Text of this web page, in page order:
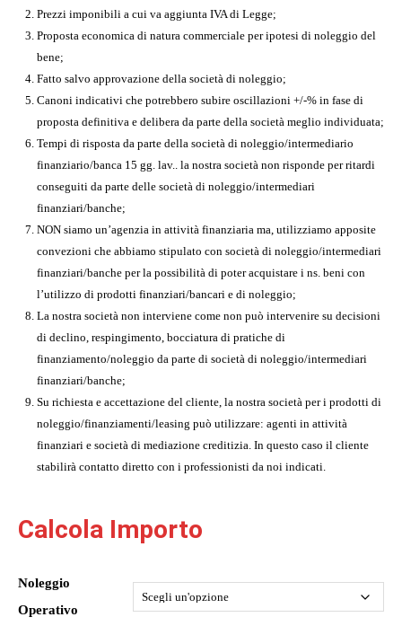
Prezzi imponibili a cui va aggiunta IVA di Legge;
Proposta economica di natura commerciale per ipotesi di noleggio del
bene;
Fatto salvo approvazione della società di noleggio;
Canoni indicativi che potrebbero subire oscillazioni +/-% in fase di
proposta definitiva e delibera da parte della società meglio individuata;
Tempi di risposta da parte della società di noleggio/intermediario
finanziario/banca 15 gg. lav.. la nostra società non risponde per ritardi
conseguiti da parte delle società di noleggio/intermediari
finanziari/banche;
NON siamo un’agenzia in attività finanziaria ma, utilizziamo apposite
convezioni che abbiamo stipulato con società di noleggio/intermediari
finanziari/banche per la possibilità di poter acquistare i ns. beni con
l’utilizzo di prodotti finanziari/bancari e di noleggio;
La nostra società non interviene come non può intervenire su decisioni
di declino, respingimento, bocciatura di pratiche di
finanziamento/noleggio da parte di società di noleggio/intermediari
finanziari/banche;
Su richiesta e accettazione del cliente, la nostra società per i prodotti di
noleggio/finanziamenti/leasing può utilizzare: agenti in attività
finanziari e società di mediazione creditizia. In questo caso il cliente
stabilirà contatto diretto con i professionisti da noi indicati.
Calcola Importo
Noleggio
Operativo